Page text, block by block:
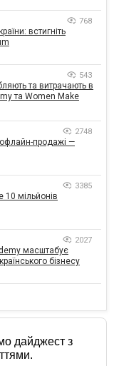
768
встигніть
543
та витрачають в
та Women Make
2748
офлайн-продажі —
3385
10 мільйонів
2027
масштабує
бізнесу
дайджест з